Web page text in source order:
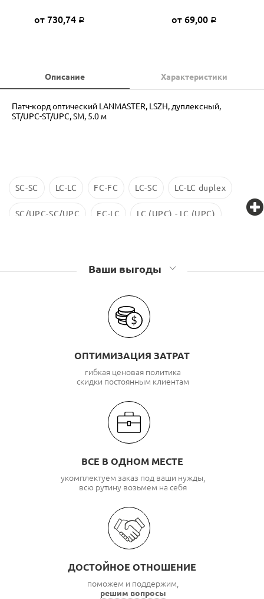
от 730,74 Р от 69,00 Р
Описание Характеристики
Патч-корд оптический LANMASTER, LSZH, дуплексный,
ST/UPC-ST/UPC, SM, 5.0 м
SC-SC LC-LC FC-FC LC-SC LC-LC duplex
SC/UPC-SC/UPC FC-LC LC (UPC) - LC (UPC)
Ваши выгоды
ОПТИМИЗАЦИЯ ЗАТРАТ
гибкая ценовая политика
скидки постоянным клиентам
ВСЕ В ОДНОМ МЕСТЕ
укомплектуем заказ под ваши нужды,
всю рутину возьмем на себя
ДОСТОЙНОЕ ОТНОШЕНИЕ
поможем и поддержим,
решим вопросы